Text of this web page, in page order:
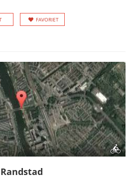
FAVORIET